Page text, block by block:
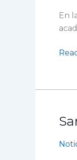
En
área
San